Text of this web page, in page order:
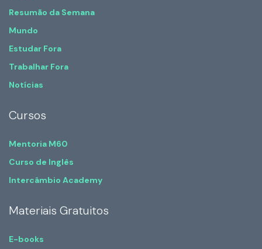
Resumão da Semana
Mundo
Estudar Fora
Trabalhar Fora
Notícias
Cursos
Mentoria M60
Curso de Inglês
Intercâmbio Academy
Materiais Gratuitos
E-books